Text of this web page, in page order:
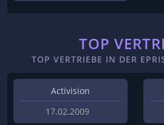
TOP
TOP VERTRIEBE IN DER
Activision
17.02.2009